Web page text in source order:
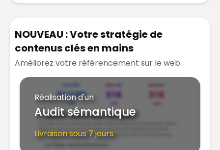
NOUVEAU : Votre stratégie de
contenus clés en mains
Améliorez votre référencement sur le web
Réalisation d'un
Audit sémantique
Livraison sous 7 jours